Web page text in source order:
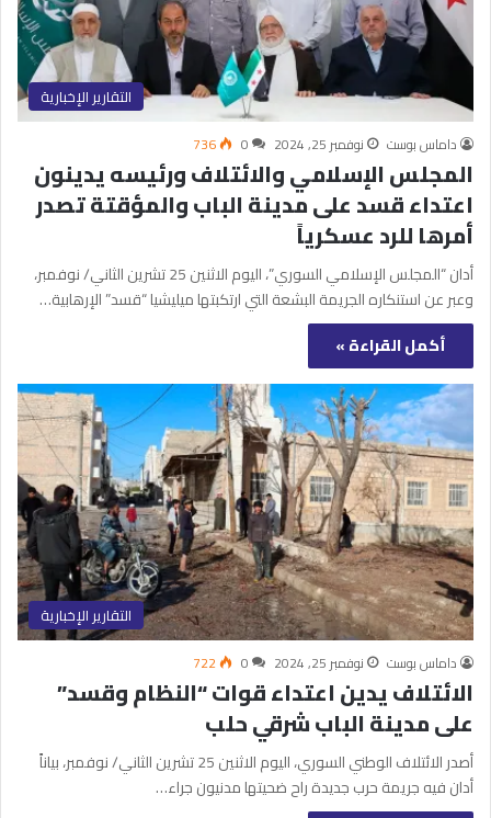
التقارير الإخبارية
داماس بوست نوفمبر 25, 2024 0
736
المجلس الإسلامي والائتلاف ورئيسه يدينون
اعتداء قسد على مدينة الباب والمؤقتة تصدر
أمرها للرد عسكرياً
أدان “المجلس الإسلامي السوري”، اليوم الاثنين 25 تشرين الثاني/ نوفمبر،
وعبر عن استنكاره الجريمة البشعة التي ارتكبتها ميليشيا “قسد” الإرهابية…
أكمل القراءة »
التقارير الإخبارية
داماس بوست نوفمبر 25, 2024 0
722
الائتلاف يدين اعتداء قوات “النظام وقسد”
على مدينة الباب شرقي حلب
أصدر الائتلاف الوطني السوري، اليوم الاثنين 25 تشرين الثاني/ نوفمبر، بياناً
أدان فيه جريمة حرب جديدة راح ضحيتها مدنيون جراء…